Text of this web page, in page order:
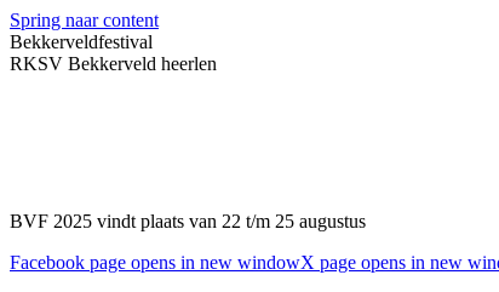
Spring naar content
Bekkerveldfestival
RKSV Bekkerveld heerlen
BVF 2025 vindt plaats van 22 t/m 25 augustus
Facebook page opens in new windowX page opens in new